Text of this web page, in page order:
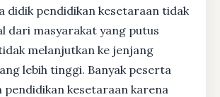
didik pendidikan kesetaraan tidak
dari masyarakat yang putus
melanjutkan ke jenjang
lebih tinggi. Banyak peserta
pendidikan kesetaraan karena